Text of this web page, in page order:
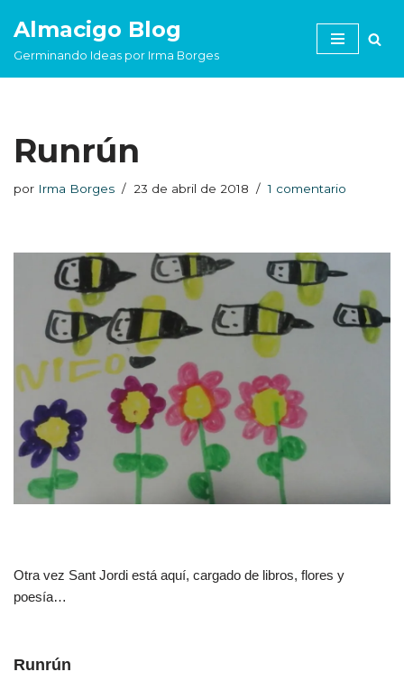
Saltar
Almacigo Blog
Germinando Ideas por Irma Borges
Runrún
por Irma Borges 23 de abril de 2018 1 comentario
Otra vez Sant Jordi está aquí, cargado de libros, flores y
poesía…
Runrún